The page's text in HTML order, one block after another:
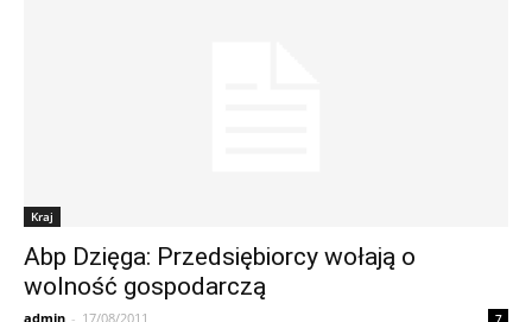
Kraj
Abp Dzięga: Przedsiębiorcy wołają o
wolność gospodarczą
admin - 17/08/2011